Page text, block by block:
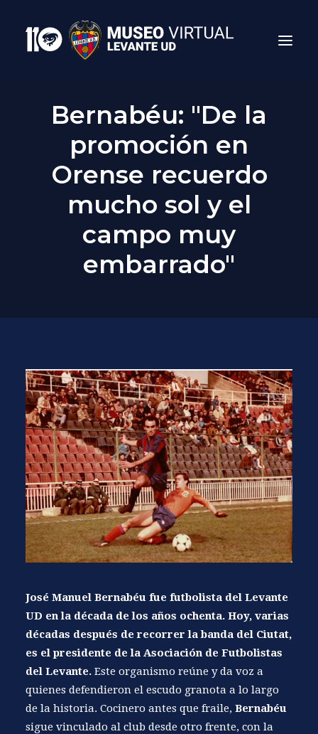
Search
Bernabéu: "De la
promoción en
Orense recuerdo
mucho sol y el
campo muy
embarrado"
José Manuel Bernabéu fue futbolista del Levante
UD en la década de los años ochenta. Hoy, varias
décadas después de recorrer la banda del Ciutat,
es el presidente de la Asociación de Futbolistas
del Levante. Este organismo reúne y da voz a
quienes defendieron el escudo granota a lo largo
de la historia. Cocinero antes que fraile, Bernabéu
sigue vinculado al club desde otro frente, con la